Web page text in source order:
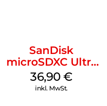
SanDisk
microSDXC Ultra
128 GB + Adapter
Mobile
36,90€
inkl. MwSt.